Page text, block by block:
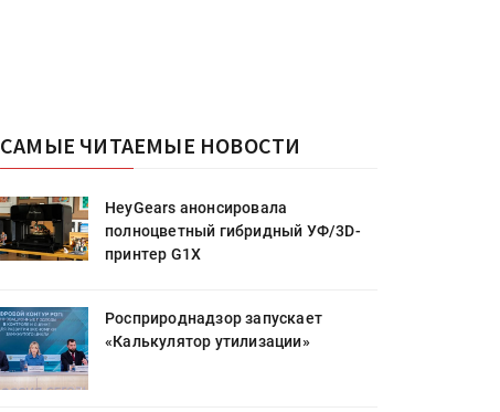
САМЫЕ ЧИТАЕМЫЕ НОВОСТИ
HeyGears анонсировала
полноцветный гибридный УФ/3D-
принтер G1X
Росприроднадзор запускает
«Калькулятор утилизации»